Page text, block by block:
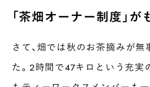
「茶畑オーナー制度」
さて、畑では秋のお茶摘みが
た。2時間で47キロという充実